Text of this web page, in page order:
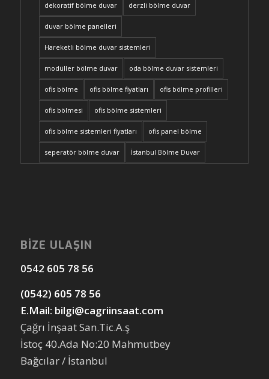
dekoratif bölme duvar derzli bölme duvar
duvar bölme panelleri
Hareketli bölme duvar sistemleri
modüller bölme duvar oda bölme duvar sistemleri
ofis bölme ofis bölme fiyatları ofis bölme profilleri
ofis bölmesi ofis bölme sistemleri
ofis bölme sistemleri fiyatları ofis panel bölme
seperatör bölme duvar İstanbul Bölme Duvar
BİZE ULAŞIN
0542 605 78 56
(0542) 605 78 56
E.Mail: bilgi@cagriinsaat.com
Çağrı İnşaat San.Tic.A.ş
İstoç 40.Ada No:20 Mahmutbey
Bağcılar / İstanbul